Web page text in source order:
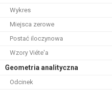
Wykres
Miejsca zerowe
Postać iloczynowa
Wzory Viéte'a
Geometria analityczna
Odcinek